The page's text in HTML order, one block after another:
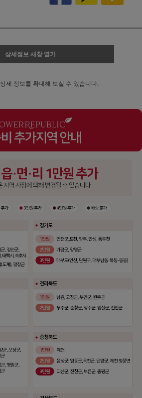
상세정보 새창 열기
상세 정보를 확대해 보실 수 있습니다.